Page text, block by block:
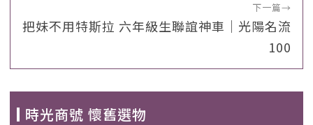
下一篇→
把妹不用特斯拉 六年級生聯誼神車｜光陽名流
100
時光商號 懷舊選物